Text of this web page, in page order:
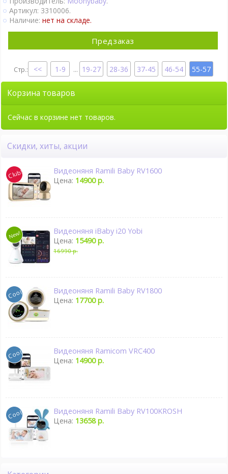
Артикул: 3310006.
Наличие:нет на складе.
Предзаказ
1-9 ... 19-27 28-36 37-45 46-54 55-57
Корзина товаров
Сейчас в корзине нет товаров.
Скидки, хиты, акции
Видеоняня Ramili Baby RV1600
Цена: 14900 р.
Видеоняня iBaby i20 Yobi
Цена: 15490 р.
16990 р.
Видеоняня Ramili Baby RV1800
Цена: 17700 р.
Видеоняня Ramicom VRC400
Цена: 14900 р.
Видеоняня Ramili Baby RV100KROSH
Цена: 13658 р.